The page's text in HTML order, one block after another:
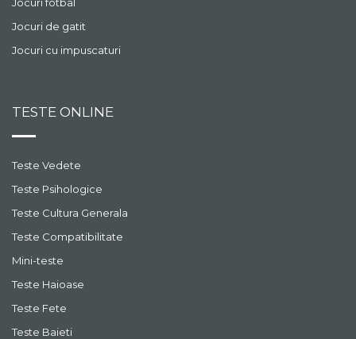
Jocuri de gatit
Jocuri cu impuscaturi
TESTE ONLINE
Teste Vedete
Teste Psihologice
Teste Cultura Generala
Teste Compatibilitate
Mini-teste
Teste Haioase
Teste Fete
Teste Baieti